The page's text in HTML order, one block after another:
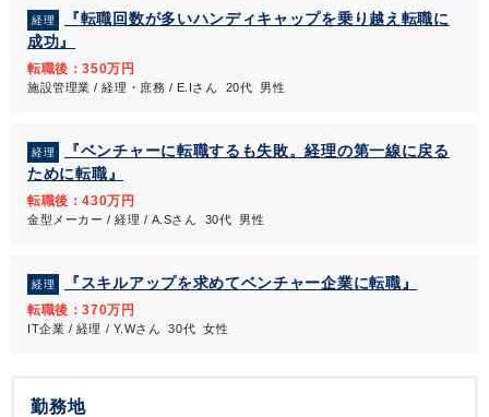
経理
『転職回数が多いハンディキャップを乗り越え転職に
成功』
転職後：350万円
施設管理業 / 経理・庶務 / E.Iさん 20代 男性
経理
『ベンチャーに転職するも失敗。経理の第一線に戻る
ために転職』
転職後：430万円
金型メーカー / 経理 / A.Sさん 30代 男性
経理 『スキルアップを求めてベンチャー企業に転職』
転職後：370万円
IT企業 / 経理 / Y.Wさん 30代 女性
勤務地